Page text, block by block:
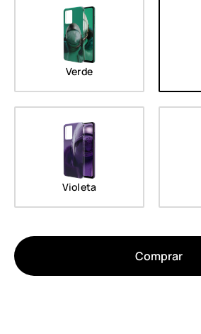
Verde
Violeta
Comprar